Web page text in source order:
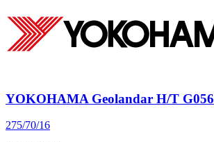
YOKOHAMA Geolandar H/T G056
275/70/16